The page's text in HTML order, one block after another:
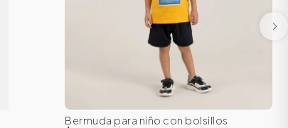
2T 3T 4T 5T 6
Bermuda para niño con bolsillos